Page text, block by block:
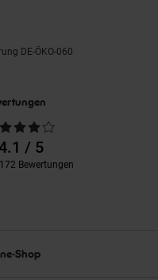
DE-ÖKO-060
/ 5
Bewertungen
Shop